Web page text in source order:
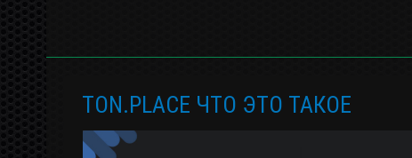
TON.PLACE ЧТО ЭТО ТАКОЕ